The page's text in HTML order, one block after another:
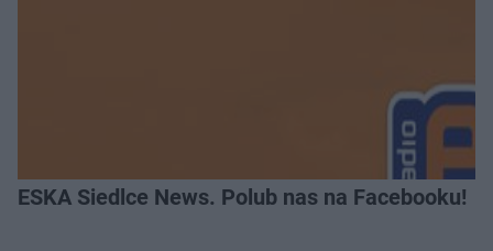
ESKA Siedlce News. Polub nas na Facebooku!